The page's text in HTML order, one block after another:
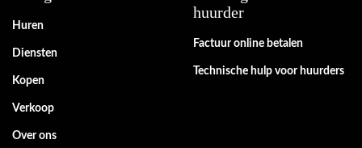
Huren
Diensten
Kopen
Verkoop
Over ons
huurder
Factuur online betalen
Technische hulp voor huurders